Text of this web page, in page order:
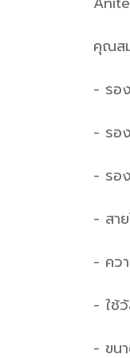
คุณส
- รอ
- รอ
- รอ
- สา
- คว
- ใช้
- ขน